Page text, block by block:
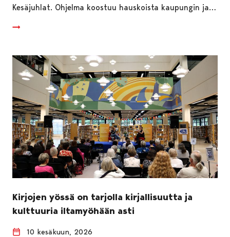
Kesäjuhlat. Ohjelma koostuu hauskoista kaupungin ja…
Kirjojen yössä on tarjolla kirjallisuutta ja
kulttuuria iltamyöhään asti
10 kesäkuun, 2026